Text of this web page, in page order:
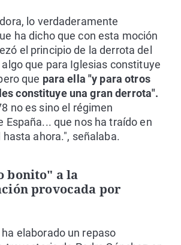
lo verdaderamente
ha dicho que con esta moción
el principio de la derrota del
que para Iglesias constituye
que para ella "y para otros
constituye una gran derrota".
no es sino el régimen
España... que nos ha traído en
ahora.", señalaba.
bonito" a la
provocada por
elaborado un repaso